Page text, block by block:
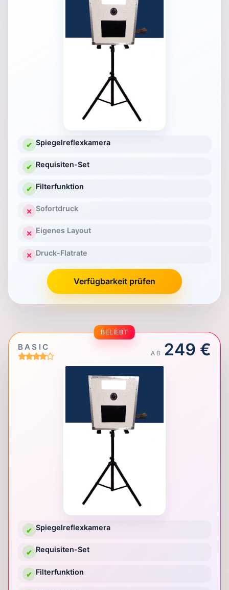
✔ Spiegelreflexkamera
✔ Requisiten-Set
✔ Filterfunktion
✕ Sofortdruck
✕ Eigenes Layout
✕ Druck-Flatrate
Verfügbarkeit prüfen
BELIEBT
BASIC
AB 249 €
✔ Spiegelreflexkamera
✔ Requisiten-Set
✔ Filterfunktion